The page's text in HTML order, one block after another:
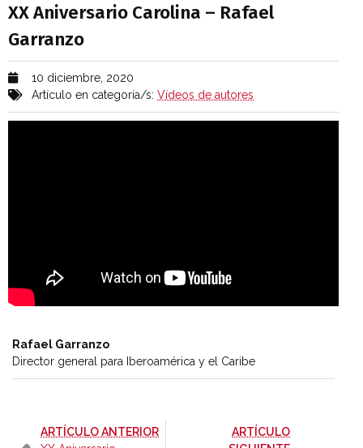
XX Aniversario Carolina – Rafael
Garranzo
10 diciembre, 2020
Artículo en categoría/s: Vídeos de autores
Rafael Garranzo
Director general para Iberoamérica y el Caribe
ARTÍCULO ANTERIOR-
ARTÍCULO